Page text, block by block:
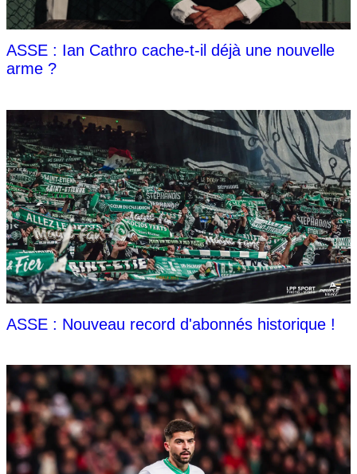
ASSE : Ian Cathro cache-t-il déjà une nouvelle
arme ?
ASSE : Nouveau record d'abonnés historique !